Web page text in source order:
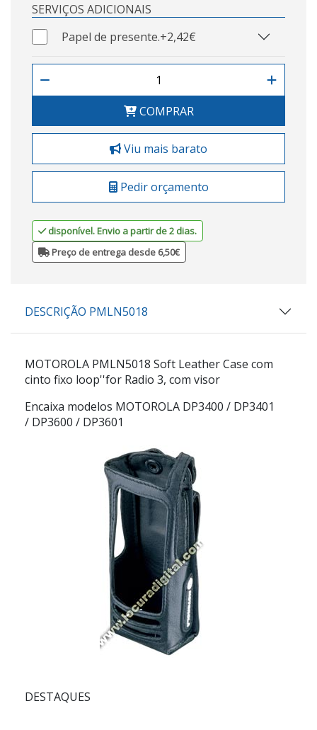
SERVIÇOS ADICIONAIS
Papel de presente.+2,42€
COMPRAR
Viu mais barato
Pedir orçamento
disponível. Envio a partir de 2 dias.
Preço de entrega desde 6,50€
DESCRIÇÃO PMLN5018
MOTOROLA PMLN5018 Soft Leather Case com
cinto fixo loop''for Radio 3, com visor
Encaixa modelos MOTOROLA DP3400 / DP3401
/ DP3600 / DP3601
DESTAQUES